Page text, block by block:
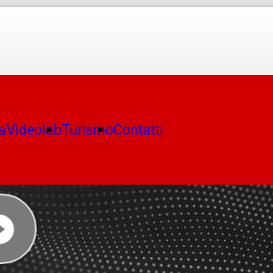
VideolabTurismoContatti